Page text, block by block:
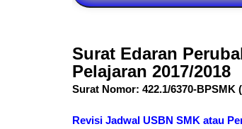
Surat Edaran
Pelajaran 2017/2018
Surat Nomor: 422.1/6370-BPSMK
Revisi Jadwal USBN SMK atau